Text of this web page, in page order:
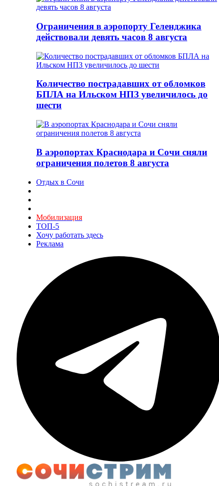
Ограничения в аэропорту Геленджика
действовали девять часов 8 августа
Количество пострадавших от обломков
БПЛА на Ильском НПЗ увеличилось до
шести
В аэропортах Краснодара и Сочи сняли
ограничения полетов 8 августа
Отдых в Сочи
Мобилизация
ТОП-5
Хочу работать здесь
Реклама